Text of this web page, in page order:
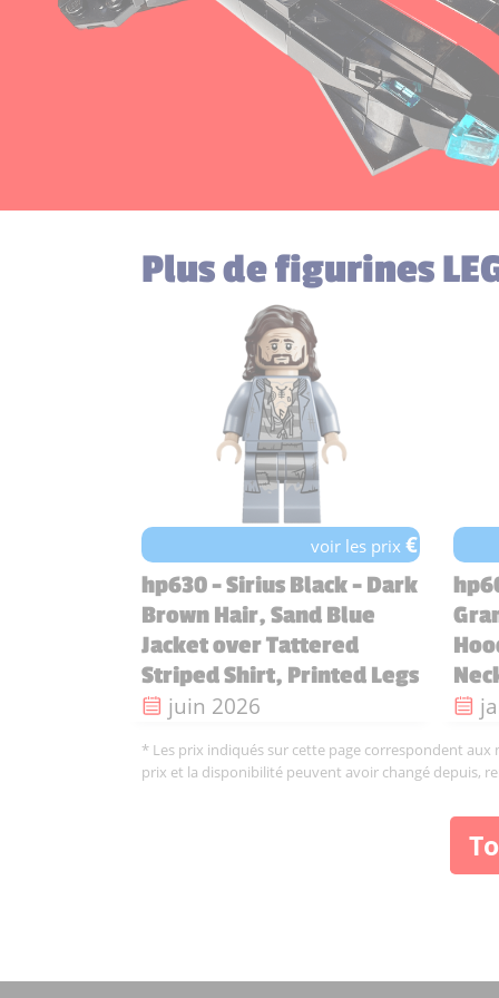
Plus de figurines
voir les prix€
hp630 - Sirius Black - Dark
Brown Hair, Sand Blue
Jacket over Tattered
Striped Shirt, Printed Legs
Date de sortie :
juin 2026
* Les prix indiqués sur cette page correspondent
prix et la disponibilité peuvent avoir changé depuis,